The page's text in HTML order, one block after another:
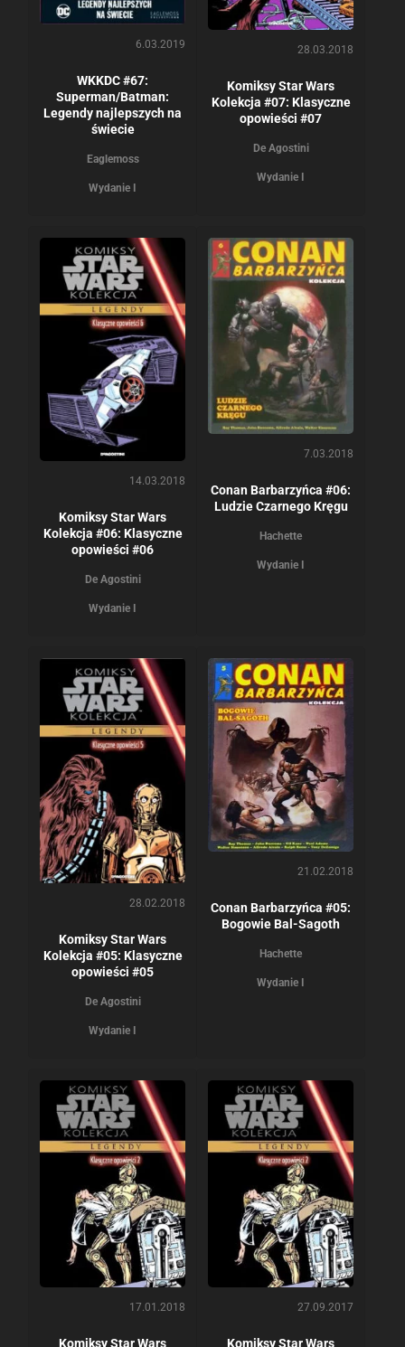
6.03.2019
WKKDC #67:
Superman/Batman:
Legendy najlepszych na
świecie
Eaglemoss
Wydanie I
28.03.2018
Komiksy Star Wars
Kolekcja #07: Klasyczne
opowieści #07
De Agostini
Wydanie I
14.03.2018
Komiksy Star Wars
Kolekcja #06: Klasyczne
opowieści #06
De Agostini
Wydanie I
7.03.2018
Conan Barbarzyńca #06:
Ludzie Czarnego Kręgu
Hachette
Wydanie I
28.02.2018
Komiksy Star Wars
Kolekcja #05: Klasyczne
opowieści #05
De Agostini
Wydanie I
21.02.2018
Conan Barbarzyńca #05:
Bogowie Bal-Sagoth
Hachette
Wydanie I
17.01.2018
Komiksy Star Wars
27.09.2017
Komiksy Star Wars